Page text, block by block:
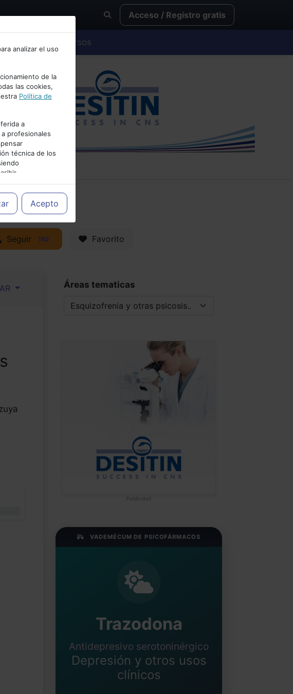
Cancelar
Acceso / Registro gratis
Cursos
analizar el uso
de la
las cookies,
Política de
a
profesionales
técnica de los
más
Acepto
Seguir 192 Favorito
Áreas tematicas
Publicidad
VADEMÉCUM DE PSICOFÁRMACOS
Trazodona
Antidepresivo serotoninérgico
Depresión y otros usos
clínicos